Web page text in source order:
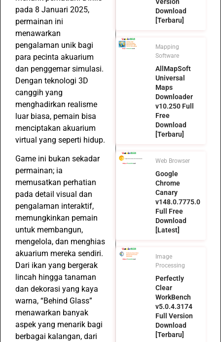
pada 8 Januari 2025,
permainan ini
menawarkan
pengalaman unik bagi
para pecinta akuarium
dan penggemar simulasi.
Dengan teknologi 3D
canggih yang
menghadirkan realisme
luar biasa, pemain bisa
menciptakan akuarium
virtual yang seperti hidup.
Game ini bukan sekadar
permainan; ia
memusatkan perhatian
pada detail visual dan
pengalaman interaktif,
memungkinkan pemain
untuk membangun,
mengelola, dan menghias
akuarium mereka sendiri.
Dari ikan yang bergerak
lincah hingga tanaman
dan dekorasi yang kaya
warna, “Behind Glass”
menawarkan banyak
aspek yang menarik bagi
berbagai kalangan, dari
Version
Download
[Terbaru]
Mapping
Software
AllMapSoft
Universal
Maps
Downloader
v10.250 Full
Free
Download
[Terbaru]
Web Browser
Google
Chrome
Canary
v148.0.7775.0
Full Free
Download
[Latest]
Image
Processing
Perfectly
Clear
WorkBench
v5.0.4.3174
Full Version
Download
[Terbaru]